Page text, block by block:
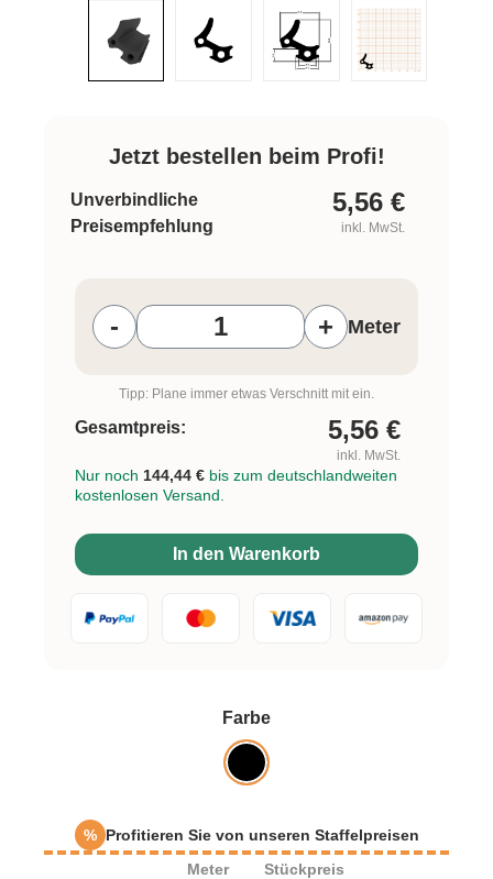
Farbeauswählen
% Profitieren Sie von unseren Staffelpreisen
Meter
Stückpreis
Jetzt bestellen beim Profi!
Unverbindliche
Preisempfehlung
5,56 €
inkl. MwSt.
- + Meter
Tipp: Plane immer etwas Verschnitt mit ein.
Gesamtpreis: 5,56 €
inkl. MwSt.
Nur noch 144,44 € bis zum deutschlandweiten
kostenlosen Versand.
In den Warenkorb